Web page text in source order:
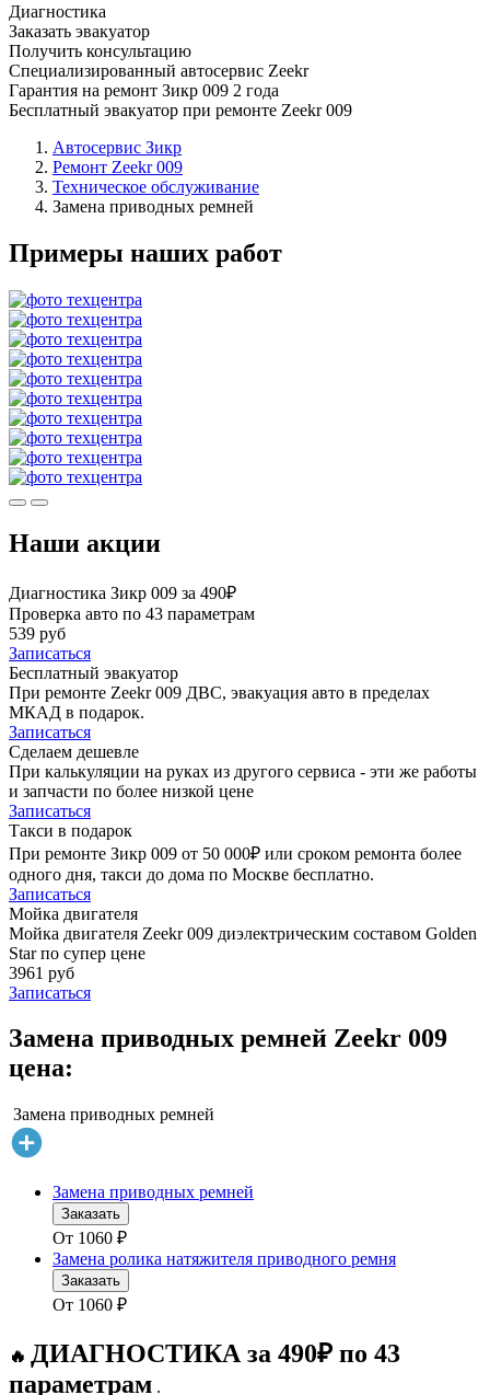
Диагностика
Заказать эвакуатор
Получить консультацию
Специализированный автосервис Zeekr
Гарантия на ремонт Зикр 009 2 года
Бесплатный эвакуатор при ремонте Zeekr 009
Автосервис Зикр
Ремонт Zeekr 009
Техническое обслуживание
Замена приводных ремней
Примеры наших работ
Наши акции
Диагностика Зикр 009 за 490₽
Проверка авто по 43 параметрам
539 руб
Записаться
Бесплатный эвакуатор
При ремонте Zeekr 009 ДВС, эвакуация авто в пределах
МКАД в подарок.
Записаться
Сделаем дешевле
При калькуляции на руках из другого сервиса - эти же работы
и запчасти по более низкой цене
Записаться
Такси в подарок
При ремонте Зикр 009 от 50 000₽ или сроком ремонта более
одного дня, такси до дома по Москве бесплатно.
Записаться
Мойка двигателя
Мойка двигателя Zeekr 009 диэлектрическим составом Golden
Star по супер цене
3961 руб
Записаться
Замена приводных ремней Zeekr 009
цена:
Замена приводных ремней
Замена приводных ремней
Заказать
От 1060 ₽
Замена ролика натяжителя приводного ремня
Заказать
От 1060 ₽
🔥 ДИАГНОСТИКА за 490₽ по 43
параметрам .